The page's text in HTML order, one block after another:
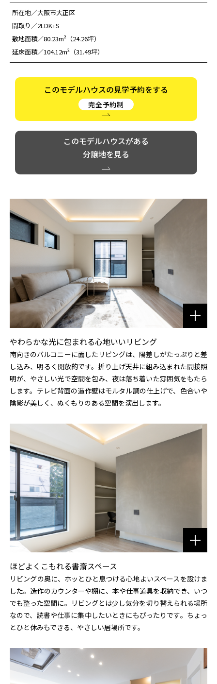
所在地
大阪市大正区
間取り
2LDK+S
敷地面積
80.23m²（24.26坪）
延床面積
104.12m²（31.49坪）
このモデルハウスの見学予約をする
完全予約制
このモデルハウスがある
分譲地を見る
やわらかな光に包まれる心地いいリビング
南向きのバルコニーに面したリビングは、陽差しがたっぷりと差
し込み、明るく開放的です。折り上げ天井に組み込まれた間接照
明が、やさしい光で空間を包み、夜は落ち着いた雰囲気をもたら
します。テレビ背面の造作壁はモルタル調の仕上げで、色合いや
陰影が美しく、ぬくもりのある空間を演出します。
ほどよくこもれる書斎スペース
リビングの奥に、ホッとひと息つける心地よいスペースを設けま
した。造作のカウンターや棚に、本や仕事道具を収納でき、いつ
でも整った空間に。リビングとは少し気分を切り替えられる場所
なので、読書や仕事に集中したいときにもぴったりです。ちょっ
とひと休みもできる、やさしい居場所です。